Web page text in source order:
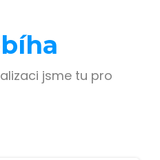
jsme tu pro